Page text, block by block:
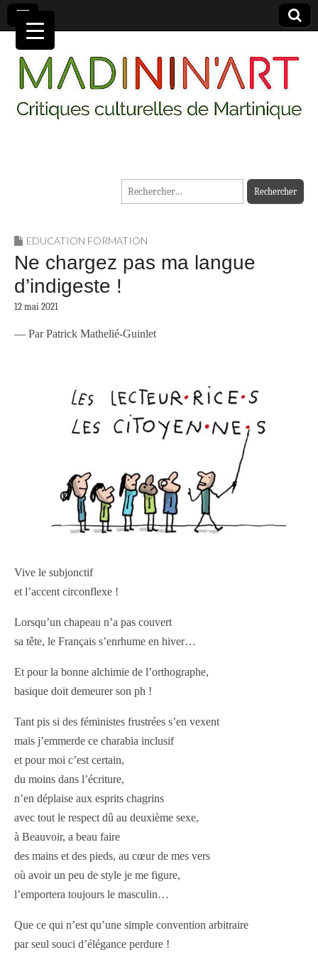
MADININ'ART
Rechercher :
EDUCATION FORMATION
Ne chargez pas ma langue
d’indigeste !
12 mai 2021
— Par Patrick Mathelié-Guinlet
Vive le subjonctif
et l’accent circonflexe !
Lorsqu’un chapeau n’a pas couvert
sa tête, le Français s’enrhume en hiver…
Et pour la bonne alchimie de l’orthographe,
basique doit demeurer son ph !
Tant pis si des féministes frustrées s’en vexent
mais j’emmerde ce charabia inclusif
et pour moi c’est certain,
du moins dans l’écriture,
n’en déplaise aux esprits chagrins
avec tout le respect dû au deuxième sexe,
à Beauvoir, a beau faire
des mains et des pieds, au cœur de mes vers
où avoir un peu de style je me figure,
l’emportera toujours le masculin…
Que ce qui n’est qu’une simple convention arbitraire
par seul souci d’élégance perdure !